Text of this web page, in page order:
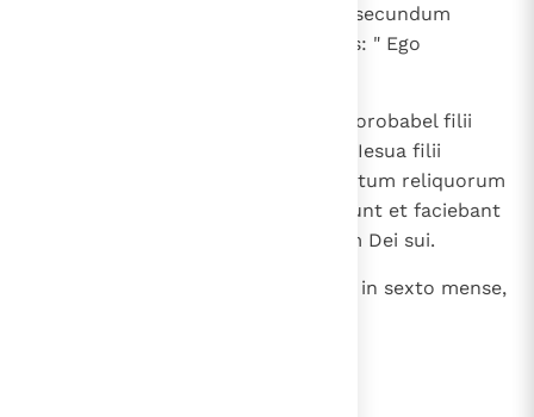
Et dixit Aggaeus nuntius Domini secundum
mandatum Domini populo dicens: " Ego
Et suscitavit Dominus spiritum Zorobabel filii
Salathiel ducis Iudae et spiritum Iesua filii
Iosedec sacerdotis magni et spiritum reliquorum
omnium de populo; et ingressi sunt et faciebant
opus in domo Domini exercituum Dei sui.
In die vicesima et quarta mensis, in sexto mense,